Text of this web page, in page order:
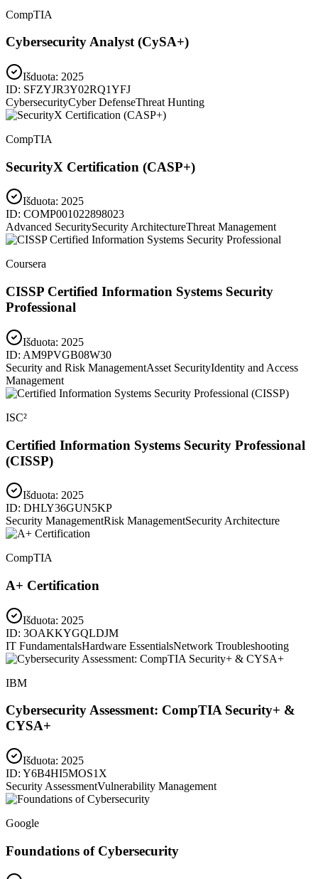
CompTIA
Cybersecurity Analyst (CySA+)
Išduota: 2025
ID: SFZYJR3Y02RQ1YFJ
CybersecurityCyber DefenseThreat Hunting
CompTIA
SecurityX Certification (CASP+)
Išduota: 2025
ID: COMP001022898023
Advanced SecuritySecurity ArchitectureThreat Management
Coursera
CISSP Certified Information Systems Security
Professional
Išduota: 2025
ID: AM9PVGB08W30
Security and Risk ManagementAsset SecurityIdentity and Access
Management
ISC²
Certified Information Systems Security Professional
(CISSP)
Išduota: 2025
ID: DHLY36GUN5KP
Security ManagementRisk ManagementSecurity Architecture
CompTIA
A+ Certification
Išduota: 2025
ID: 3OAKKYGQLDJM
IT FundamentalsHardware EssentialsNetwork Troubleshooting
IBM
Cybersecurity Assessment: CompTIA Security+ &
CYSA+
Išduota: 2025
ID: Y6B4HI5MOS1X
Security AssessmentVulnerability Management
Google
Foundations of Cybersecurity